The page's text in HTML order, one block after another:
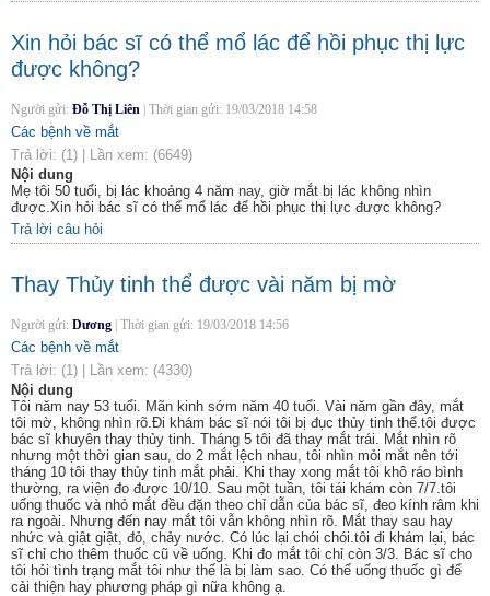
Xin hỏi bác sĩ có thể mổ lác để hồi phục thị lực
được không?
Người gửi: Đỗ Thị Liên | Thời gian gửi: 19/03/2018 14:58
Các bệnh về mắt
Trả lời: (1) | Lần xem: (6649)
Nội dung
Mẹ tôi 50 tuổi, bị lác khoảng 4 năm nay, giờ mắt bị lác không nhìn
được.Xin hỏi bác sĩ có thể mổ lác để hồi phục thị lực được không?
Trả lời câu hỏi
Thay Thủy tinh thể được vài năm bị mờ
Người gửi: Dương | Thời gian gửi: 19/03/2018 14:56
Các bệnh về mắt
Trả lời: (1) | Lần xem: (4330)
Nội dung
Tôi năm nay 53 tuổi. Mãn kinh sớm năm 40 tuổi. Vài năm gần đây, mắt
tôi mờ, không nhìn rõ.Đi khám bác sĩ nói tôi bị đục thủy tinh thể.tôi được
bác sĩ khuyên thay thủy tinh. Tháng 5 tôi đã thay mắt trái. Mắt nhìn rõ
nhưng một thời gian sau, do 2 mắt lệch nhau, tôi nhìn mỏi mắt nên tới
tháng 10 tôi thay thủy tinh mắt phải. Khi thay xong mắt tôi khô ráo bình
thường, ra viện đo được 10/10. Sau một tuần, tôi tái khám còn 7/7.tôi
uống thuốc và nhỏ mắt đều đặn theo chỉ dẫn của bác sĩ, đeo kính râm khi
ra ngoài. Nhưng đến nay mắt tôi vẫn không nhìn rõ. Mắt thay sau hay
nhức và giật giật, đỏ, chảy nước. Có lúc lại chói chói.tôi đi khám lại, bác
sĩ chỉ cho thêm thuốc cũ về uống. Khi đo mắt tôi chỉ còn 3/3. Bác sĩ cho
tôi hỏi tình trạng mắt tôi như thế là bị làm sao. Có thể uống thuốc gì để
cải thiện hay phương pháp gì nữa không ạ.